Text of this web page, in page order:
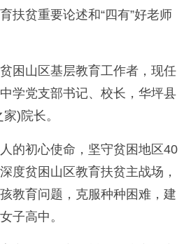
扶贫重要论述和“四有”好老师
困山区基层教育工作者，现任
学党支部书记、校长，华坪县
)院长。
的初心使命，坚守贫困地区40
度贫困山区教育扶贫主战场，
教育问题，克服种种困难，建
子高中。